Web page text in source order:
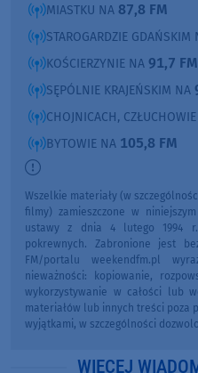
MIASTKU NA 87,8 FM
STAROGARDZIE GDAŃSKIM
KOŚCIERZYNIE NA 91,7 FM
SĘPÓLNIE KRAJEŃSKIM NA
CHOJNICACH,
BYTOWIE NA 105,8 FM
Wszelkie materiały (w
filmy) zamieszczone w
ustawy z dnia 4 lutego 1994
pokrewnych. Zabronione jest
FM/portalu weekendfm.pl
nieważności: kopiowanie,
wykorzystywanie w całości lub
materiałów lub innych treści poza
wyjątkami, w szczególności
WIĘCEJ